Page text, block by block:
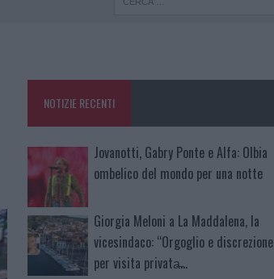
NOTIZIE RECENTI
Jovanotti, Gabry Ponte e Alfa: Olbia
ombelico del mondo per una notte
Giorgia Meloni a La Maddalena, la
vicesindaco: “Orgoglio e discrezione
per visita privata̶…